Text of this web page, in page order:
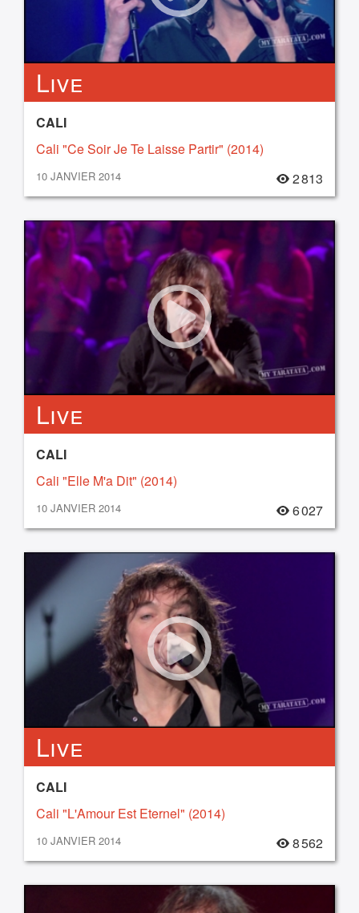
Live
CALI
Cali "Ce Soir Je Te Laisse Partir" (2014)
10 JANVIER 2014 2 813
Live
CALI
Cali "Elle M'a Dit" (2014)
10 JANVIER 2014 6 027
Live
CALI
Cali "L'Amour Est Eternel" (2014)
10 JANVIER 2014 8 562